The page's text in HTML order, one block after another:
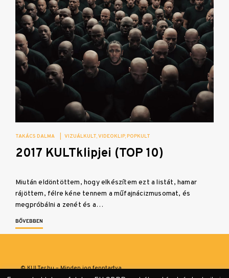
TAKÁCS DALMA VIZUÁLKULT VIDEOKLIP POPKULT
2017 KULTklipjei (TOP 10)
Miután eldöntöttem, hogy elkészítem ezt a listát, hamar
rájöttem, félre kéne tennem a műfajnácizmusomat, és
megpróbálni a zenét és a…
BŐVEBBEN
© KULTer.hu – Minden jog fenntartva